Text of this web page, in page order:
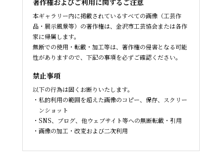
本ギャラリー内に掲載されているすべての画像（工芸作
品・展示風景等）の著作権は、金沢市工芸協会または各作
家に帰属します。
無断での使用・転載・加工等は、著作権の侵害となる可能
性がありますので、下記の事項を必ずご確認ください。
禁止事項
以下の行為は固くお断りいたします。
私的利用の範囲を超えた画像のコピー、保存、スクリー
ンショット
SNS、ブログ、他ウェブサイト等への無断転載・引用
画像の加工・改変および二次利用